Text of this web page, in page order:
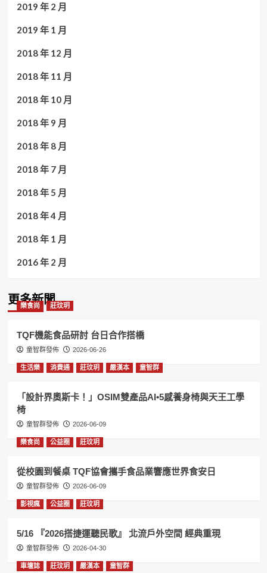
2019 年 2 月
2019 年 1 月
2018 年 12 月
2018 年 11 月
2018 年 10 月
2018 年 9 月
2018 年 8 月
2018 年 7 月
2018 年 5 月
2018 年 4 月
2018 年 1 月
2016 年 2 月
更多新聞
樂食尚 莊玟玥
TQF機能食品研討 台日合作搭橋
童智群發佈 2026-06-26
生活樂 消費通 莊玟玥 嚴漢本 童智群
「設計界奧斯卡！」OSIM雙產品AI•5感養身椅與天王工學
椅
童智群發佈 2026-06-09
樂食尚 公益圈 莊玟玥
從校園到餐桌 TQF協會攜手食品業響應世界食安日
童智群發佈 2026-06-09
影視瘋 公益圈 莊玟玥
5/16 『2026搭捷運聽民歌』 北流戶外空間 經典重現
童智群發佈 2026-04-30
車壇誌 莊玟玥 嚴漢本 童智群